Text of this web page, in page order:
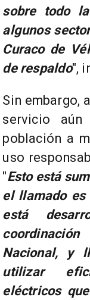
sobre todo
algunos
Curaco de
de respaldo",
Sin embargo,
servicio
población a
uso
"Esto está
el llamado
está
Nacional, y
utilizar
eléctricos